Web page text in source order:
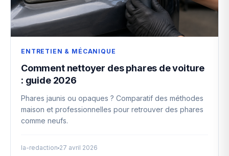
ENTRETIEN & MÉCANIQUE
Comment nettoyer des phares de voiture
: guide 2026
Phares jaunis ou opaques ? Comparatif des méthodes
maison et professionnelles pour retrouver des phares
comme neufs.
la-redaction 27 avril 2026